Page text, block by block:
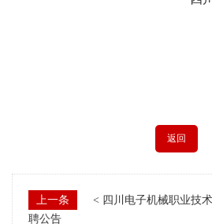
返回
上一条
< 四川电子机械职业技
聘公告